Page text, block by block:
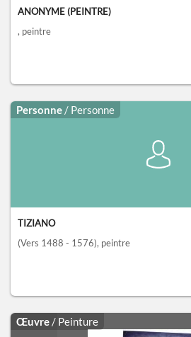
ANONYME (PEINTRE)
, peintre
Personne / Personne
TIZIANO
(Vers 1488 - 1576), peintre
Œuvre / Peinture